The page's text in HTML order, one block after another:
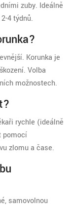
zuby. Ideálně
4 týdnů.
Korunka je
Volba
možnostech.
rychle (ideálně
pomocí
zlomu a čase.
samovolnou